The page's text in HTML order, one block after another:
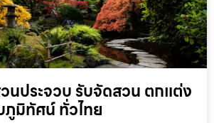
นประจวบ รับจัดสวน ตกแต่ง
มิทัศน์ ทั่วไทย